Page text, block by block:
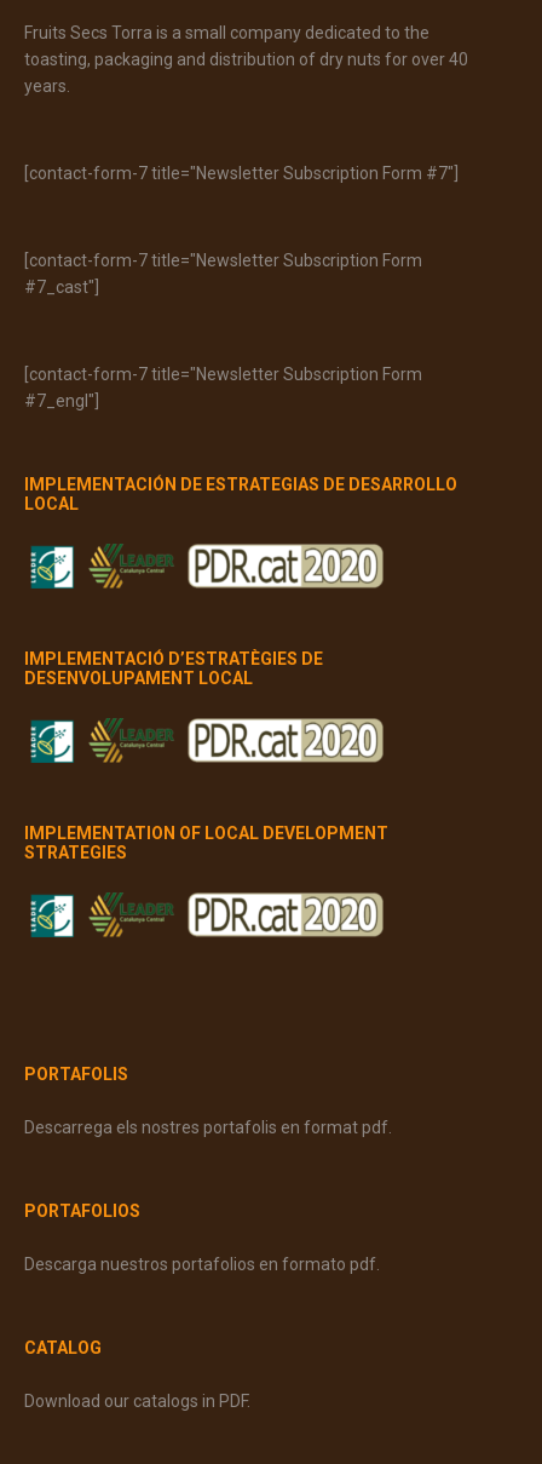
Fruits Secs Torra is a small company dedicated to the
toasting, packaging and distribution of dry nuts for over 40
years.
[contact-form-7 title="Newsletter Subscription Form #7"]
[contact-form-7 title="Newsletter Subscription Form
#7_cast"]
[contact-form-7 title="Newsletter Subscription Form
#7_engl"]
IMPLEMENTACIÓN DE ESTRATEGIAS DE DESARROLLO
LOCAL
IMPLEMENTACIÓ D’ESTRATÈGIES DE
DESENVOLUPAMENT LOCAL
IMPLEMENTATION OF LOCAL DEVELOPMENT
STRATEGIES
PORTAFOLIS
Descarrega els nostres portafolis en format pdf.
PORTAFOLIOS
Descarga nuestros portafolios en formato pdf.
CATALOG
Download our catalogs in PDF.